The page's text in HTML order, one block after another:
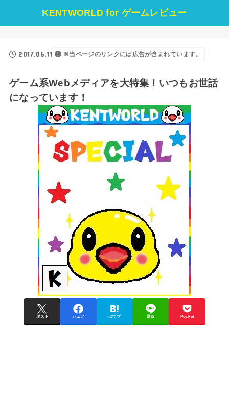
KENTWORLD for ゲームレビュー
2017.06.11 ※当ページのリンクには広告が含まれています。
ゲーム系Webメディアを大特集！いつもお世話
になっています！
ポスト シェア はてブ 送る Pocket